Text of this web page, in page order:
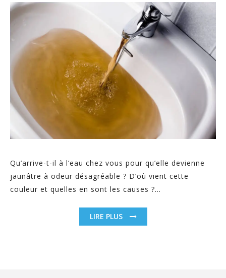
Qu’arrive-t-il à l’eau chez vous pour qu’elle devienne
jaunâtre à odeur désagréable ? D’où vient cette
couleur et quelles en sont les causes ?...
LIRE PLUS